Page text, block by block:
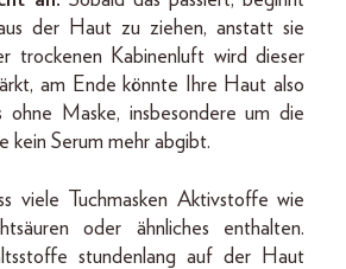
der Haut zu ziehen, anstatt sie
trockenen Kabinenluft wird dieser
am Ende könnte Ihre Haut also
ohne Maske, insbesondere um die
kein Serum mehr abgibt.
viele Tuchmasken Aktivstoffe wie
oder ähnliches enthalten.
stundenlang auf der Haut